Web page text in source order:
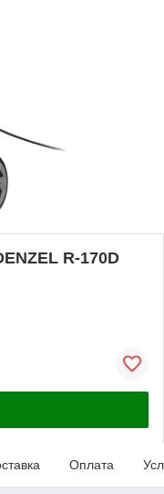
R-170D
Оплата